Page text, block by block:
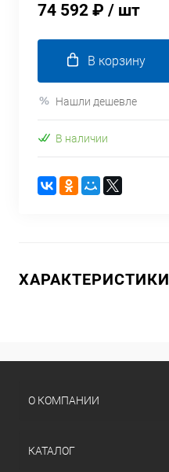
74 592 ₽ / шт
В корзину
Нашли дешевле
В наличии
ХАРАКТЕРИСТИКИ
О КОМПАНИИ
КАТАЛОГ